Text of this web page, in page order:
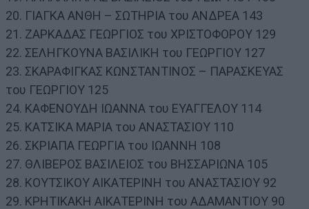
20. ΓΙΑΓΚΑ ΑΝΘΗ – ΣΩΤΗΡΙΑ του ΑΝΔΡΕΑ 143
21. ΖΑΡΚΑΔΑΣ ΓΕΩΡΓΙΟΣ του ΧΡΙΣΤΟΦΟΡΟΥ 129
22. ΣΕΛΗΓΚΟΥΝΑ ΒΑΣΙΛΙΚΗ του ΓΕΩΡΓΙΟΥ 127
23. ΣΚΑΡΑΦΙΓΚΑΣ ΚΩΝΣΤΑΝΤΙΝΟΣ – ΠΑΡΑΣΚΕΥΑΣ
του ΓΕΩΡΓΙΟΥ 125
24. ΚΑΦΕΝΟΥΔΗ ΙΩΑΝΝΑ του ΕΥΑΓΓΕΛΟΥ 114
25. ΚΑΤΣΙΚΑ ΜΑΡΙΑ του ΑΝΑΣΤΑΣΙΟΥ 110
26. ΣΚΡΙΑΠΑ ΓΕΩΡΓΙΑ του ΙΩΑΝΝΗ 108
27. ΘΛΙΒΕΡΟΣ ΒΑΣΙΛΕΙΟΣ του ΒΗΣΣΑΡΙΩΝΑ 105
28. ΚΟΥΤΣΙΚΟΥ ΑΙΚΑΤΕΡΙΝΗ του ΑΝΑΣΤΑΣΙΟΥ 92
29. ΚΡΗΤΙΚΑΚΗ ΑΙΚΑΤΕΡΙΝΗ του ΑΔΑΜΑΝΤΙΟΥ 90